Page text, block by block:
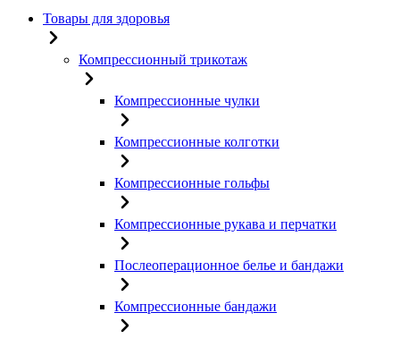
Товары для здоровья
Компрессионный трикотаж
Компрессионные чулки
Компрессионные колготки
Компрессионные гольфы
Компрессионные рукава и перчатки
Послеоперационное белье и бандажи
Компрессионные бандажи